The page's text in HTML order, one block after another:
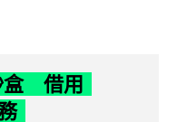
盒 借用